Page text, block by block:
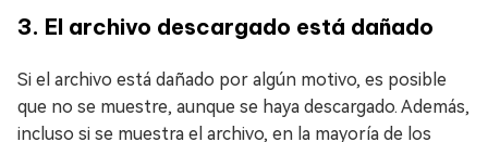
3. El archivo descargado está dañado
Si el archivo está dañado por algún motivo, es posible
que no se muestre, aunque se haya descargado. Además,
incluso si se muestra el archivo, en la mayoría de los